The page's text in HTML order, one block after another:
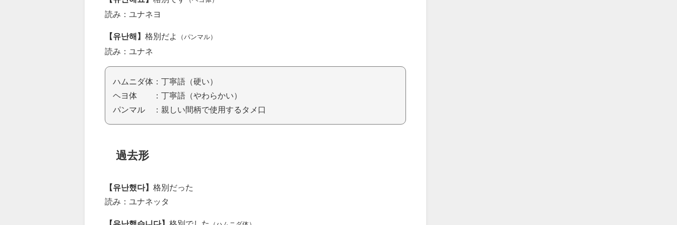
読み：ユナネヨ
【유난해】 格別だよ （パンマル）
読み：ユナネ
ハムニダ体：丁寧語（硬い）
ヘヨ体 ：丁寧語（やわらかい）
パンマル ：親しい間柄で使用するタメ口
過去形
【유난했다】 格別だった
読み：ユナネッタ